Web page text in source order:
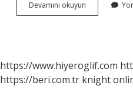
Devamını okuyun Çalışkanlık
Nedir
https://www.hiyeroglif.com
https://beri.com.tr knight